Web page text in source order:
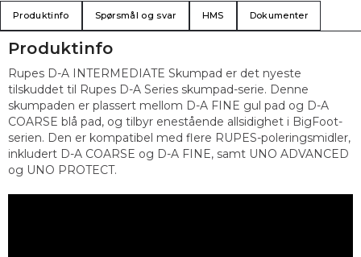
Produktinfo Spørsmål og svar HMS Dokumenter
Produktinfo
Rupes D-A INTERMEDIATE Skumpad er det nyeste
tilskuddet til Rupes D-A Series skumpad-serie. Denne
skumpaden er plassert mellom D-A FINE gul pad og D-A
COARSE blå pad, og tilbyr enestående allsidighet i BigFoot-
serien. Den er kompatibel med flere RUPES-poleringsmidler,
inkludert D-A COARSE og D-A FINE, samt UNO ADVANCED
og UNO PROTECT.